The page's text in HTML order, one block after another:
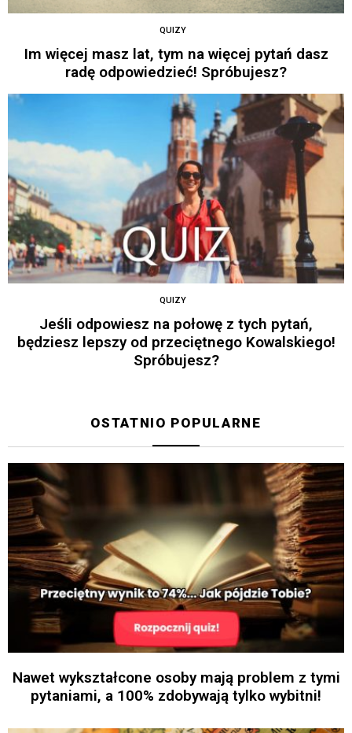
QUIZY
Im więcej masz lat, tym na więcej pytań dasz
radę odpowiedzieć! Spróbujesz?
QUIZY
Jeśli odpowiesz na połowę z tych pytań,
będziesz lepszy od przeciętnego Kowalskiego!
Spróbujesz?
OSTATNIO POPULARNE
Nawet wykształcone osoby mają problem z tymi
pytaniami, a 100% zdobywają tylko wybitni!